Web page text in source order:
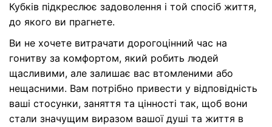
Кубків підкреслює задоволення і той спосіб життя,
до якого ви прагнете.
Ви не хочете витрачати дорогоцінний час на
гонитву за комфортом, який робить людей
щасливими, але залишає вас втомленими або
нещасними. Вам потрібно привести у відповідність
ваші стосунки, заняття та цінності так, щоб вони
стали значущим виразом вашої душі та життя в